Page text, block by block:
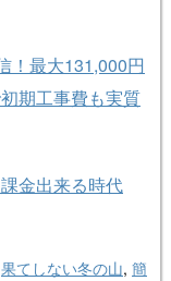
！最大131,000円
期工事費も実質
金出来る時代
果てしない冬の山, 簡